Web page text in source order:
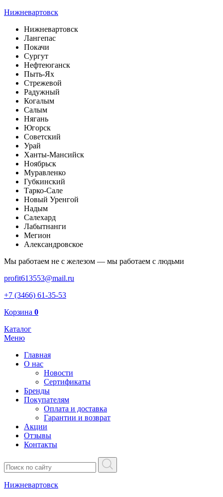
Нижневартовск
Нижневартовск
Лангепас
Покачи
Сургут
Нефтеюганск
Пыть-Ях
Стрежевой
Радужный
Когалым
Салым
Нягань
Югорск
Советский
Урай
Ханты-Мансийск
Ноябрьск
Муравленко
Губкинский
Тарко-Сале
Новый Уренгой
Надым
Салехард
Лабытнанги
Мегион
Александровское
Мы работаем не с железом — мы работаем с людьми
profit613553@mail.ru
+7 (3466) 61-35-53
Корзина 0
Каталог
Меню
Главная
О нас
Новости
Сертификаты
Бренды
Покупателям
Оплата и доставка
Гарантии и возврат
Акции
Отзывы
Контакты
Нижневартовск